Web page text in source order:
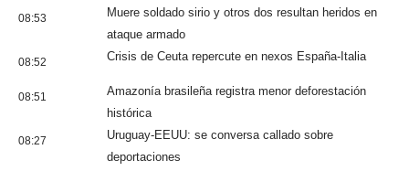
08:53
Muere soldado sirio y otros dos resultan heridos en
ataque armado
08:52 Crisis de Ceuta repercute en nexos España-Italia
08:51
Amazonía brasileña registra menor deforestación
histórica
08:27
Uruguay-EEUU: se conversa callado sobre
deportaciones